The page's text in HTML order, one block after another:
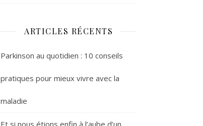
ARTICLES RÉCENTS
Parkinson au quotidien : 10 conseils
pratiques pour mieux vivre avec la
maladie